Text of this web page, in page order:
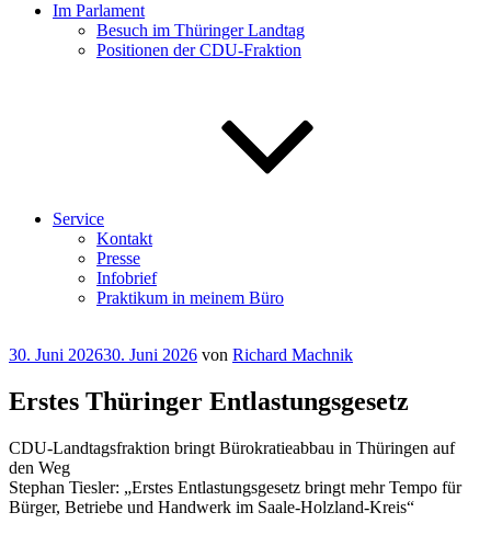
Im Parlament
Besuch im Thüringer Landtag
Positionen der CDU-Fraktion
Service
Kontakt
Presse
Infobrief
Praktikum in meinem Büro
Veröffentlicht
30. Juni 202630. Juni 2026 von Richard Machnik
Erstes Thüringer Entlastungsgesetz
CDU-Landtagsfraktion bringt Bürokratieabbau in Thüringen auf
den Weg
Stephan Tiesler: „Erstes Entlastungsgesetz bringt mehr Tempo für
Bürger, Betriebe und Handwerk im Saale-Holzland-Kreis“